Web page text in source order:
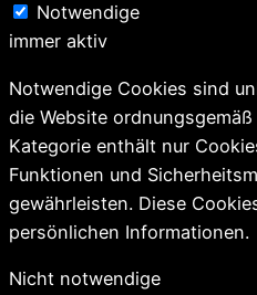
Notwendige
immer aktiv
Notwendige Cookies sind
die Website
Kategorie enthält nur
Funktionen und
gewährleisten. Diese
persönlichen Informationen.
Nicht notwendige